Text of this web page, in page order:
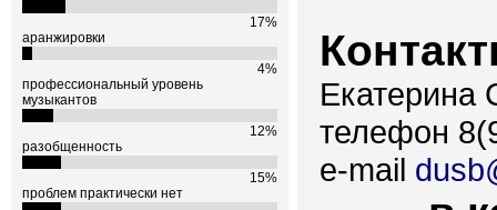
17%
аранжировки
4%
профессиональный уровень
музыкантов
12%
разобщенность
15%
проблем практически нет
Екатерина
телефон
e-mail